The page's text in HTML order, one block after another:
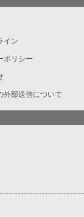
イン
ポリシー
外部送信について